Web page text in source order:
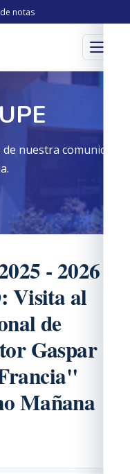
notas
Menú
nuestra comunidad
- 2026
Visita al
de
Gaspar
Mañana